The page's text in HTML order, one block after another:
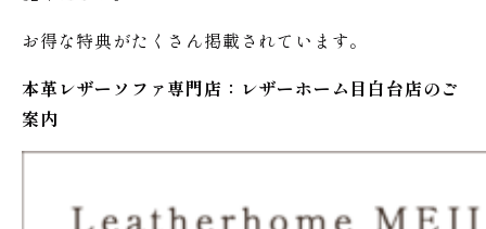
お得な特典がたくさん掲載されています。
本革レザーソファ専門店：レザーホーム 目白台店のご
案内